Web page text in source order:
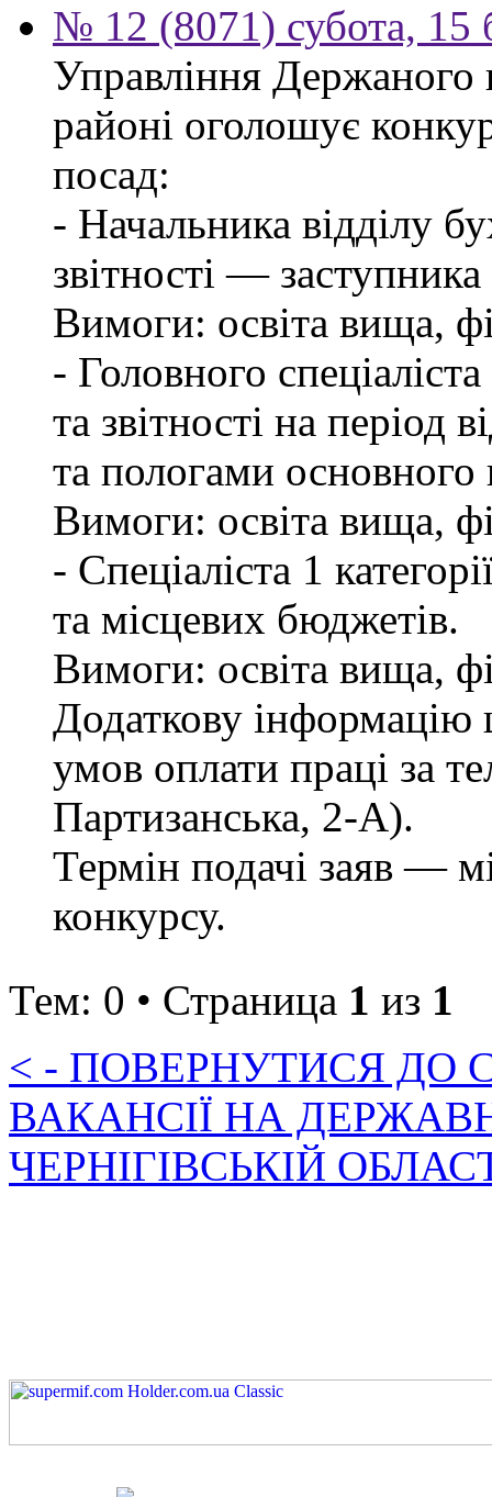
№ 12 (8071) субота, 15
Управління Держаного
районі оголошує
посад:
- Начальника відділу
звітності —
Вимоги: освіта вища,
- Головного
та звітності на період
та пологами основного
Вимоги: освіта вища,
- Спеціаліста 1
та місцевих бюджетів.
Вимоги: освіта вища,
Додаткову інформацію
умов оплати праці за
Партизанська, 2-А).
Термін подачі заяв —
конкурсу.
Тем: 0 • Страница 1 из 1
< - ПОВЕРНУТИСЯ ДО
ВАКАНСІЇ НА
ЧЕРНІГІВСЬКІЙ